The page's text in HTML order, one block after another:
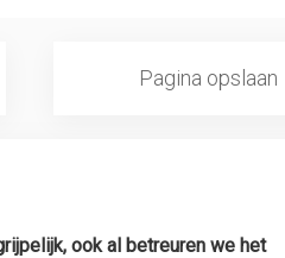
Pagina opslaan
ook al betreuren we het